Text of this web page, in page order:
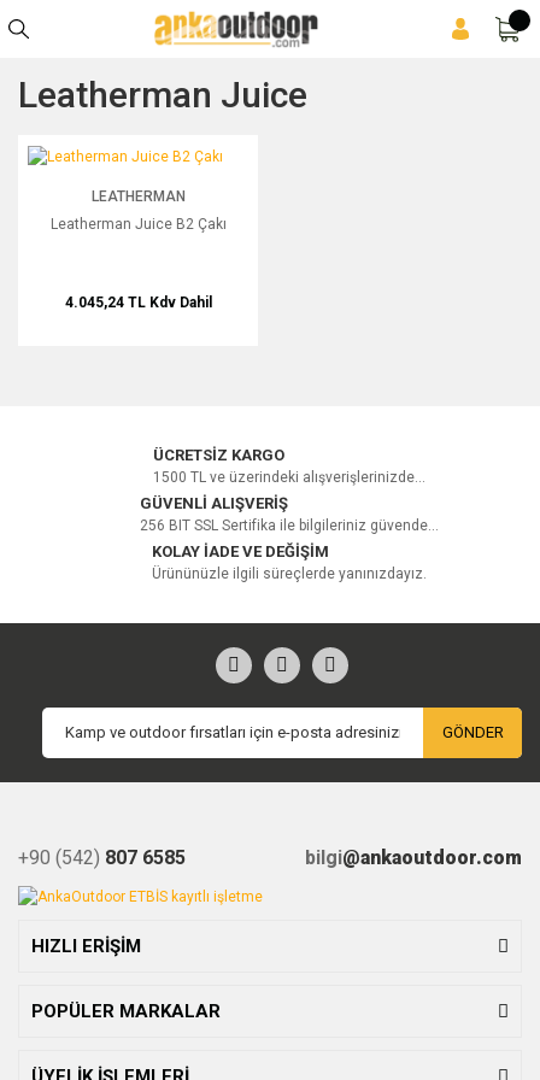
Leatherman Juice
Leatherman Juice B2 Çakı
LEATHERMAN
Leatherman Juice B2 Çakı
4.045,24 TL Kdv Dahil
ÜCRETSİZ KARGO
1500 TL ve üzerindeki alışverişlerinizde...
GÜVENLİ ALIŞVERİŞ
256 BIT SSL Sertifika ile bilgileriniz güvende...
KOLAY İADE VE DEĞİŞİM
Ürününüzle ilgili süreçlerde yanınızdayız.
GÖNDER
+90 (542) 807 6585 bilgi@ankaoutdoor.com
HIZLI ERİŞİM
POPÜLER MARKALAR